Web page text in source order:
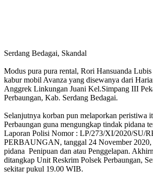
Serdang Bedagai, Skandal
Modus pura pura rental, Rori Hansuanda
kabur mobil Avanza yang disewanya dari
Anggrek Linkungan Juani Kel.Simpang III
Perbaungan, Kab. Serdang Bedagai.
Selanjutnya korban pun melaporkan peristiwa
Perbaungan guna mengungkap tindak pidana
Laporan Polisi Nomor : LP/273/XI/2020/SU/
PERBAUNGAN, tanggal 24 November 2020,
pidana Penipuan dan atau Penggelapan.
ditangkap Unit Reskrim Polsek Perbaungan,
sekitar pukul 19.00 WIB.